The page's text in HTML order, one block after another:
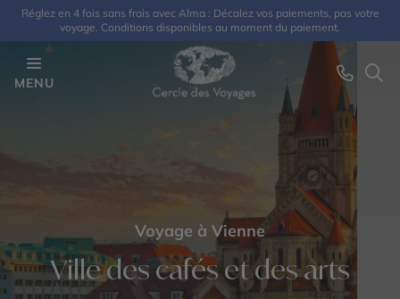
Réglez en 4 fois sans frais avec Alma : Décalez vos paiements, pas votre
voyage. Conditions disponibles au moment du paiement.
MENU
Voyage à Vienne
Ville des cafés et des arts